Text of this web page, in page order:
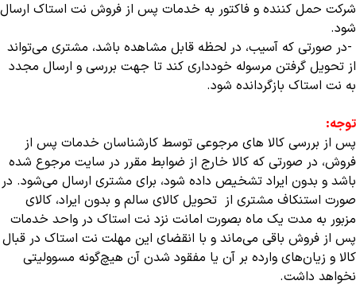
شرکت حمل کننده و فاکتور به خدمات پس از فروش نت استاک ارسال
شود.
-در صورتی که آسیب‏‌، در لحظه قابل مشاهده باشد، مشتری می‏‌تواند
از تحویل گرفتن مرسوله خودداری کند تا جهت بررسی و ارسال مجدد
به نت استاک بازگردانده شود.
توجه:
پس از بررسی کالا های مرجوعی توسط کارشناسان خدمات پس از
فروش، در صورتی که کالا خارج از ضوابط مقرر در سایت مرجوع شده
باشد و بدون ایراد تشخیص داده شود، برای مشتری ارسال می‌شود. در
صورت استنکاف مشتری از تحویل کالای سالم و بدون ایراد، کالای
مزبور به مدت یک ماه بصورت امانت نزد نت استاک در واحد خدمات
پس از فروش باقی می‌ماند و با انقضای این مهلت نت استاک در قبال
کالا و زیان‌های وارده بر آن یا مفقود شدن آن هیچ‌گونه مسوولیتی
نخواهد داشت.